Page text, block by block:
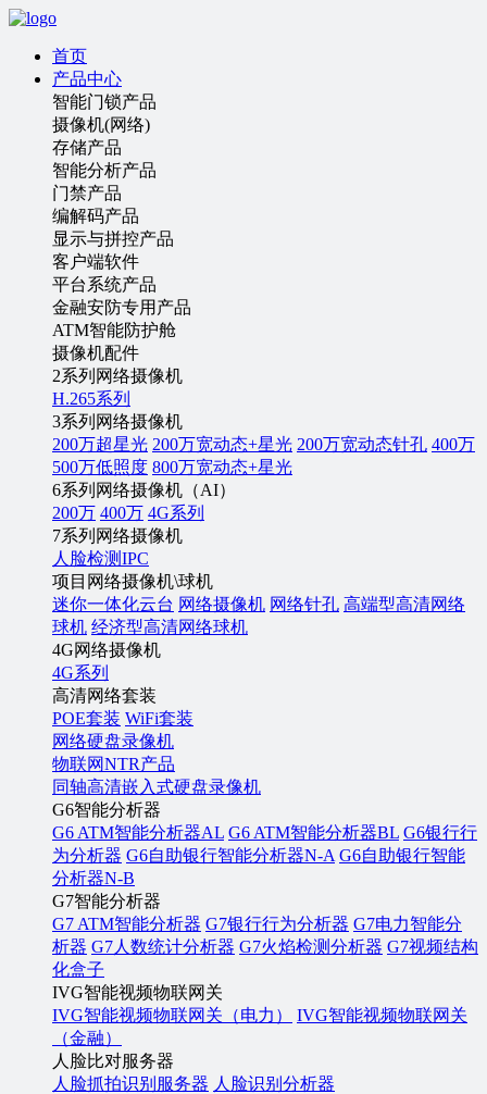
首页
产品中心
智能门锁产品
摄像机(网络)
存储产品
智能分析产品
门禁产品
编解码产品
显示与拼控产品
客户端软件
平台系统产品
金融安防专用产品
ATM智能防护舱
摄像机配件
2系列网络摄像机
H.265系列
3系列网络摄像机
200万超星光 200万宽动态+星光 200万宽动态针孔 400万
500万低照度 800万宽动态+星光
6系列网络摄像机（AI）
200万 400万 4G系列
7系列网络摄像机
人脸检测IPC
项目网络摄像机\球机
迷你一体化云台 网络摄像机 网络针孔 高端型高清网络
球机 经济型高清网络球机
4G网络摄像机
4G系列
高清网络套装
POE套装 WiFi套装
网络硬盘录像机
物联网NTR产品
同轴高清嵌入式硬盘录像机
G6智能分析器
G6 ATM智能分析器AL G6 ATM智能分析器BL G6银行行
为分析器 G6自助银行智能分析器N-A G6自助银行智能
分析器N-B
G7智能分析器
G7 ATM智能分析器 G7银行行为分析器 G7电力智能分
析器 G7人数统计分析器 G7火焰检测分析器 G7视频结构
化盒子
IVG智能视频物联网关
IVG智能视频物联网关（电力）
IVG智能视频物联网关
（金融）
人脸比对服务器
人脸抓拍识别服务器 人脸识别分析器